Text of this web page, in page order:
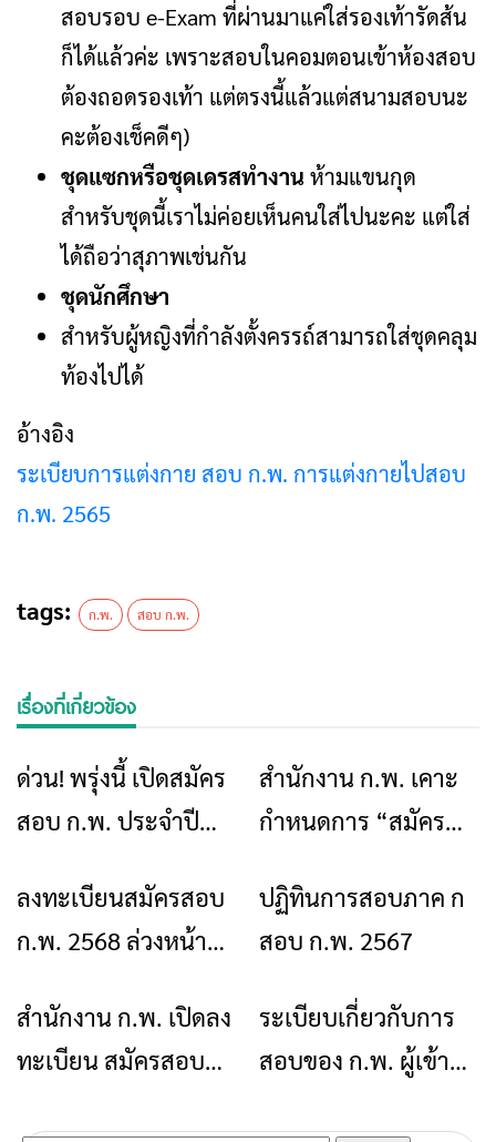
สอบรอบ e-Exam ที่ผ่านมาแค่ใส่รองเท้ารัดส้น
ก็ได้แล้วค่ะ เพราะสอบในคอมตอนเข้าห้องสอบ
ต้องถอดรองเท้า แต่ตรงนี้แล้วแต่สนามสอบนะ
คะต้องเช็คดีๆ)
ชุดแซกหรือชุดเดรสทำงาน ห้ามแขนกุด
สำหรับชุดนี้เราไม่ค่อยเห็นคนใส่ไปนะคะ แต่ใส่
ได้ถือว่าสุภาพเช่นกัน
ชุดนักศึกษา
สำหรับผู้หญิงที่กำลังตั้งครรถ์สามารถใส่ชุดคลุม
ท้องไปได้
อ้างอิง
ระเบียบการแต่งกาย สอบ ก.พ. การแต่งกายไปสอบ
ก.พ. 2565
tags: ก.พ. สอบ ก.พ.
เรื่องที่เกี่ยวข้อง
ข่าวเชียงราย
ด่วน! พรุ่งนี้ เปิดสมัคร
สอบ ก.พ. ประจำปี
Pencil แบบ
กระดาษ(รอบปกติ)
ข่าวเชียงราย
สำนักงาน ก.พ. เคาะ
กำหนดการ “สมัคร
ก. แล้ว ทั้งรอบ e-
Exam และรอบ
กระดาษ (Paper &
Pencil)
ข่าวเชียงราย
ลงทะเบียนสมัครสอบ
ก.พ. 2568 ล่วงหน้า
ข่าวเชียงราย
ปฏิทินการสอบภาค ก
สอบ ก.พ. 2567
ข่าวเชียงราย
สำนักงาน ก.พ. เปิดลง
ทะเบียน สมัครสอบ
ข่าวเชียงราย
ระเบียบเกี่ยวกับการ
สอบของ ก.พ. ผู้เข้า